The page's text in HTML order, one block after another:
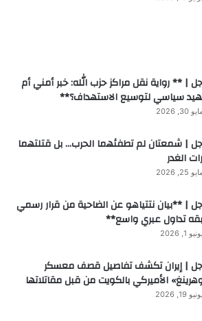
| ** رواية نقل مراكز حزب الله: خبر أمني أم
سياسي لتوسيع الاستهداف؟**
مايو 30, 2026
| شمعتان لم تطفئهما الحرب… بل قتلتهما
الغدر
مايو 25, 2026
| **بيان نتتياهو عن الضاحية من قرار رسمي
تداول عبري واسع**
يونيو 1, 2026
| إيران تكشف تفاصيل قصف معسكر
الأميركي بالكويت من قبل مقاتلاتها
يونيو 19, 2026